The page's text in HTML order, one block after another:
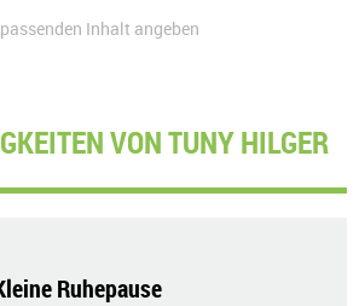
Inhalt angeben
VON TUNY HILGER
Ruhepause